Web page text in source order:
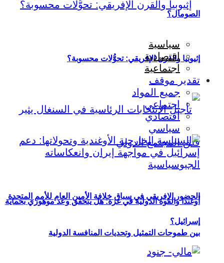
إثيوبيا والقرن الإفريقي: تحوُّلات محسوبة؟
الحضور الإفريقي في سباق خلافة الأمين العام للأمم المتحدة
بين طموحات التمثيل وتحديات المنافسة الدولية
الصومال؟
سياسية
اقتصادية
اجتماعية
تقدير موقف
جميع المواد
اجتماعي
اقتصادي
سياسي
أوغندا والقوة الدولية في غزة: هل يتحقق وعد موهوزي بحماية
إسرائيل؟